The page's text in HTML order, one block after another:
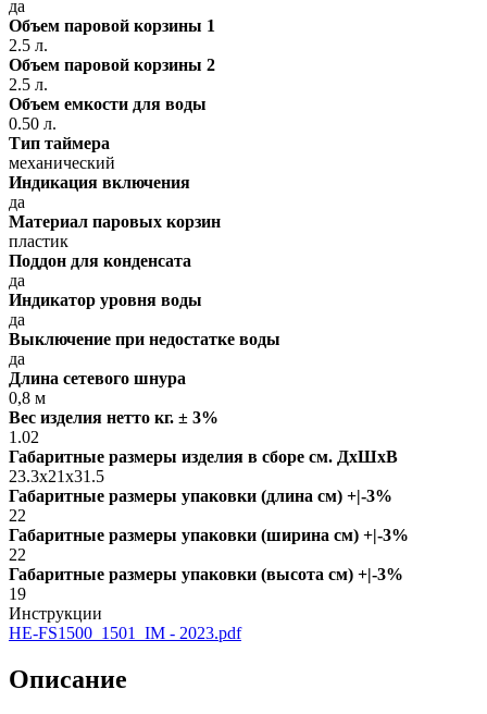
да
Объем паровой корзины 1
2.5 л.
Объем паровой корзины 2
2.5 л.
Объем емкости для воды
0.50 л.
Тип таймера
механический
Индикация включения
да
Материал паровых корзин
пластик
Поддон для конденсата
да
Индикатор уровня воды
да
Выключение при недостатке воды
да
Длина сетевого шнура
0,8 м
Вес изделия нетто кг. ± 3%
1.02
Габаритные размеры изделия в сборе см. ДxШxВ
23.3x21x31.5
Габаритные размеры упаковки (длина см) +|-3%
22
Габаритные размеры упаковки (ширина см) +|-3%
22
Габаритные размеры упаковки (высота см) +|-3%
19
Инструкции
HE-FS1500_1501_IM - 2023.pdf
Описание